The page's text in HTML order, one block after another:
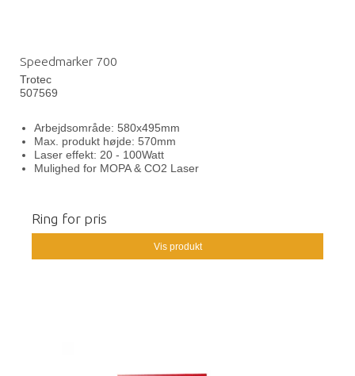
Speedmarker 700
Trotec
507569
Arbejdsområde: 580x495mm
Max. produkt højde: 570mm
Laser effekt: 20 - 100Watt
Mulighed for MOPA & CO2 Laser
Ring for pris
Vis produkt